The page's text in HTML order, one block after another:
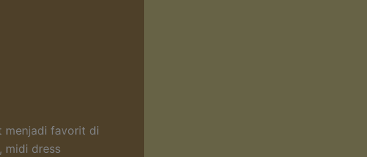
menjadi favorit di
midi dress